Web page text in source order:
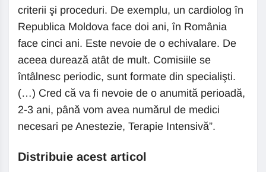
criterii şi proceduri. De exemplu, un cardiolog în
Republica Moldova face doi ani, în România
face cinci ani. Este nevoie de o echivalare. De
aceea durează atât de mult. Comisiile se
întâlnesc periodic, sunt formate din specialişti.
(…) Cred că va fi nevoie de o anumită perioadă,
2-3 ani, până vom avea numărul de medici
necesari pe Anestezie, Terapie Intensivă”.
Distribuie acest articol